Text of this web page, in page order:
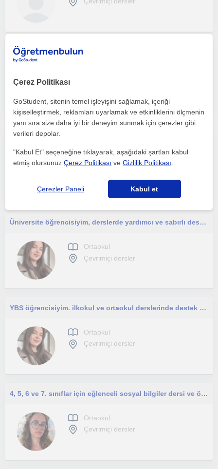
Ortaokul
Üniversite öğrencisiyim, derslerde yardımcı ve sabırlı destekçiyim
Ortaokul
Çevrimiçi dersler
YBS öğrencisiyim. ilkokul ve ortaokul derslerinde destek veriyorum.
Ortaokul
Çevrimiçi dersler
4, 5, 6 ve 7. sınıflar için eğlenceli sosyal bilgiler dersi ve ödevleri için yardımcı olmaktan mutluluk duyarım
Ortaokul
Çevrimiçi dersler
Çerez Politikası
GoStudent, sitenin temel işleyişini sağlamak, içeriği
kişiselleştirmek, reklamları uyarlamak ve etkinliklerini ölçmenin
yanı sıra size daha iyi bir deneyim sunmak için çerezler gibi
verileri depolar.
"Kabul Et" seçeneğine tıklayarak, aşağıdaki şartları kabul
etmiş olursunuzÇerez Politikası veGizlilik Politikası
Çerezler Paneli Kabul et